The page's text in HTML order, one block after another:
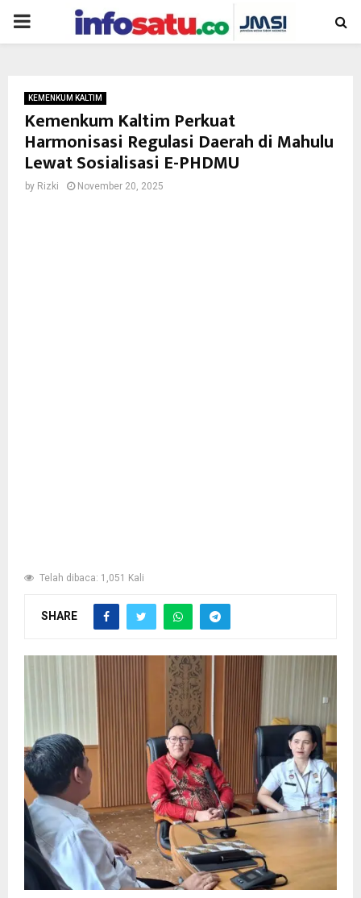
PRIMARY
KEMENKUM KALTIM
Kemenkum Kaltim Perkuat
Harmonisasi Regulasi Daerah di Mahulu
Lewat Sosialisasi E-PHDMU
by Rizki November 20, 2025
Telah dibaca: 1,051 Kali
SHARE